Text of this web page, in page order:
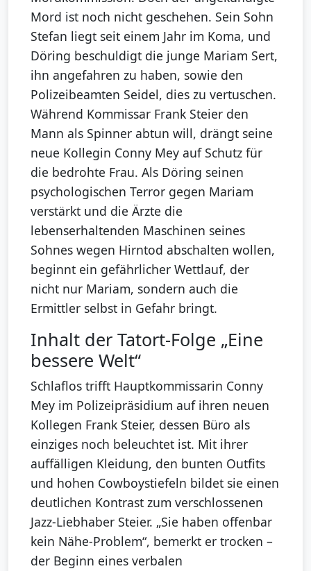
Mord ist noch nicht geschehen. Sein Sohn
Stefan liegt seit einem Jahr im Koma, und
Döring beschuldigt die junge Mariam Sert,
ihn angefahren zu haben, sowie den
Polizeibeamten Seidel, dies zu vertuschen.
Während Kommissar Frank Steier den
Mann als Spinner abtun will, drängt seine
neue Kollegin Conny Mey auf Schutz für
die bedrohte Frau. Als Döring seinen
psychologischen Terror gegen Mariam
verstärkt und die Ärzte die
lebenserhaltenden Maschinen seines
Sohnes wegen Hirntod abschalten wollen,
beginnt ein gefährlicher Wettlauf, der
nicht nur Mariam, sondern auch die
Ermittler selbst in Gefahr bringt.
Inhalt der Tatort-Folge „Eine
bessere Welt“
Schlaflos trifft Hauptkommissarin Conny
Mey im Polizeipräsidium auf ihren neuen
Kollegen Frank Steier, dessen Büro als
einziges noch beleuchtet ist. Mit ihrer
auffälligen Kleidung, den bunten Outfits
und hohen Cowboystiefeln bildet sie einen
deutlichen Kontrast zum verschlossenen
Jazz-Liebhaber Steier. „Sie haben offenbar
kein Nähe-Problem“, bemerkt er trocken –
der Beginn eines verbalen